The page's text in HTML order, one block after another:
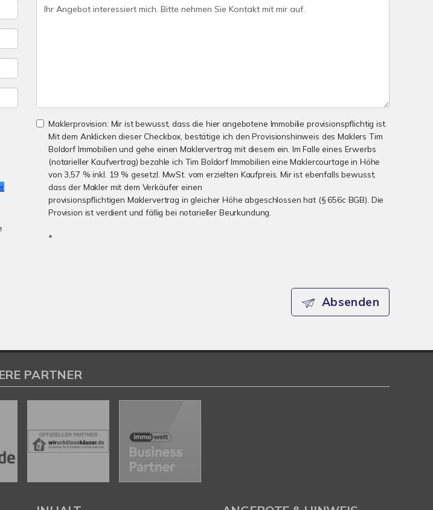
Maklerprovision: Mir ist bewusst, dass die hier angebotene Immobilie provisionspflichtig ist.
Mit dem Anklicken dieser Checkbox, bestätige ich den Provisionshinweis des Maklers Tim
Boldorf Immobilien und gehe einen Maklervertrag mit diesem ein. Im Falle eines Erwerbs
(notarieller Kaufvertrag) bezahle ich Tim Boldorf Immobilien eine Maklercourtage in Höhe
von 3,57 % inkl. 19 % gesetzl. MwSt. vom erzielten Kaufpreis. Mir ist ebenfalls bewusst,
dass der Makler mit dem Verkäufer einen
provisionspflichtigen Maklervertrag in gleicher Höhe abgeschlossen hat (§ 656c BGB). Die
Provision ist verdient und fällig bei notarieller Beurkundung.
*
Absenden
PARTNER